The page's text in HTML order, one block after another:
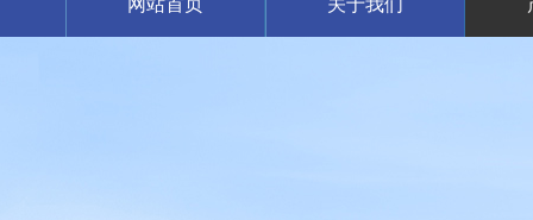
网站首页 关于我们